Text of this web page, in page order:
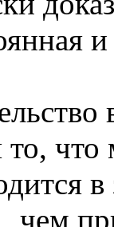
то,
чем